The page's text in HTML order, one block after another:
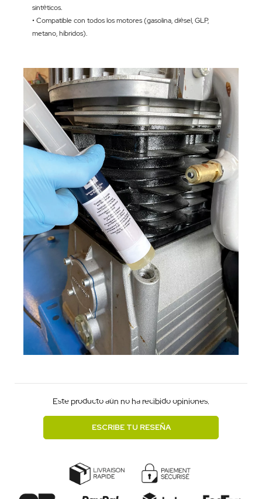
sintéticos.
• Compatible con todos los motores (gasolina, diésel, GLP,
metano, híbridos).
Este producto aún no ha recibido opiniones.
ESCRIBE TU RESEÑA